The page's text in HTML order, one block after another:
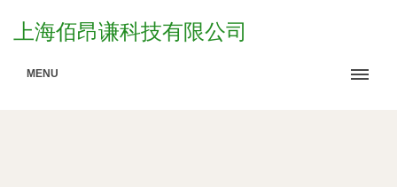
上海佰昂谦科技有限公司
MENU